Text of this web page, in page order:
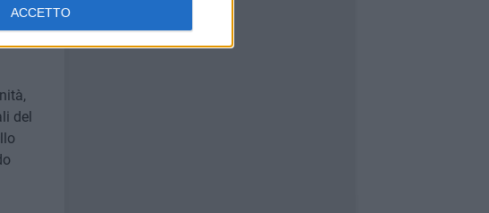
ACCETTO
le
del